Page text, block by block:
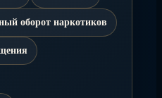
оборот наркотиков